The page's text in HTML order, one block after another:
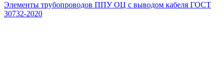
Элементы трубопроводов ППУ ОЦ с выводом кабеля ГОСТ
30732-2020